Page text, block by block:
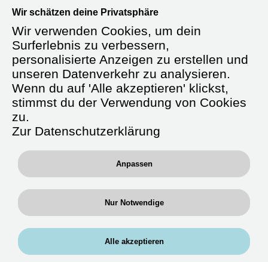
Willkommen bei der RAN Gruppe –
Dein Einstieg, deine Bedingungen.
Erreichbar unter0711 / 658 692-22
per WhatsApp: 0176-61169744
Starte durch als
Altenpflegefachkraft
Du arbeitest in Bereichen, in denen du
Stationseinheiten oder auf Wunsch auch
Krankenhäusern. Einsätze sind regional
Wir schätzen deine Privatsphäre
Wir verwenden Cookies, um dein
Surferlebnis zu verbessern,
personalisierte Anzeigen zu erstellen und
unseren Datenverkehr zu analysieren.
Wenn du auf 'Alle akzeptieren' klickst,
stimmst du der Verwendung von Cookies
zu.
Zur Datenschutzerklärung
Anpassen
Nur Notwendige
Alle akzeptieren